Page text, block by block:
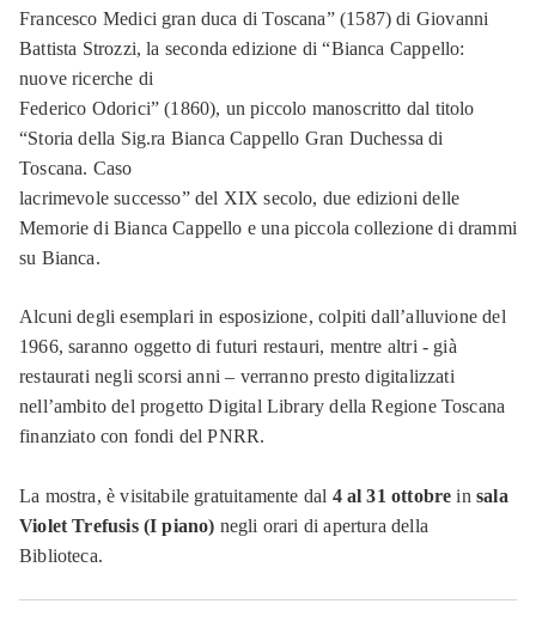
Francesco Medici gran duca di Toscana” (1587) di Giovanni
Battista Strozzi, la seconda edizione di “Bianca Cappello:
nuove ricerche di
Federico Odorici” (1860), un piccolo manoscritto dal titolo
“Storia della Sig.ra Bianca Cappello Gran Duchessa di
Toscana. Caso
lacrimevole successo” del XIX secolo, due edizioni delle
Memorie di Bianca Cappello e una piccola collezione di drammi
su Bianca.
Alcuni degli esemplari in esposizione, colpiti dall’alluvione del
1966, saranno oggetto di futuri restauri, mentre altri - già
restaurati negli scorsi anni – verranno presto digitalizzati
nell’ambito del progetto Digital Library della Regione Toscana
finanziato con fondi del PNRR.
La mostra, è visitabile gratuitamente dal 4 al 31 ottobre in sala
Violet Trefusis (I piano) negli orari di apertura della
Biblioteca.